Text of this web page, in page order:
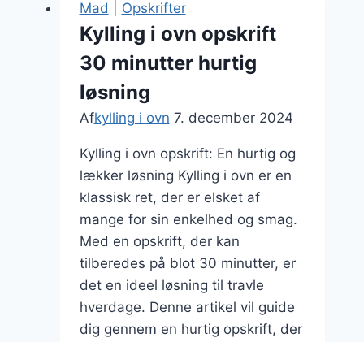
og
bacon
Mad Opskrifter
Kylling i ovn opskrift
30 minutter hurtig
løsning
Afkylling i ovn 7. december 2024
Kylling i ovn opskrift: En hurtig og
lækker løsning Kylling i ovn er en
klassisk ret, der er elsket af
mange for sin enkelhed og smag.
Med en opskrift, der kan
tilberedes på blot 30 minutter, er
det en ideel løsning til travle
hverdage. Denne artikel vil guide
dig gennem en hurtig opskrift, der